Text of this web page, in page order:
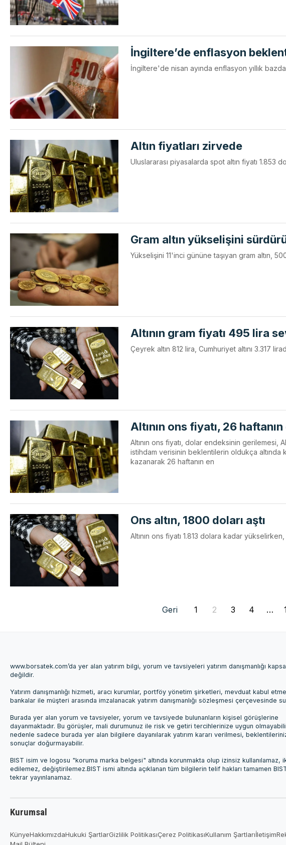
İngiltere’de enflasyon
İngiltere'de nisan ayında enflasyon yıllık
Altın fiyatları zirvede
Uluslararası piyasalarda spot altın fiyatı 1.853
Gram altın yükselişini
Yükselişini 11'inci gününe taşıyan gram altın,
Altının gram fiyatı 495 lira
Çeyrek altın 812 lira, Cumhuriyet altını 3.317
Altının ons fiyatı, 26
Altının ons fiyatı, dolar endeksinin gerilemesi,
istihdam verisinin beklentilerin oldukça
kazanarak 26 haftanın en
Ons altın, 1800 doları aştı
Altının ons fiyatı 1.813 dolara kadar
Geri 1 2 3 4 …
www.borsatek.com’da yer alan yatırım bilgi, yorum ve tavsiyeleri yatırım danışmanlığı
değildir.
Yatırım danışmanlığı hizmeti, aracı kurumlar, portföy yönetim şirketleri, mevduat kabul
bankalar ile müşteri arasında imzalanacak yatırım danışmanlığı sözleşmesi çerçevesinde
Burada yer alan yorum ve tavsiyeler, yorum ve tavsiyede bulunanların kişisel görüşlerine
dayanmaktadır. Bu görüşler, mali durumunuz ile risk ve getiri tercihlerinize uygun
nedenle sadece burada yer alan bilgilere dayanılarak yatırım kararı verilmesi,
sonuçlar doğurmayabilir.
BIST isim ve logosu "koruma marka belgesi" altında korunmakta olup izinsiz kullanılamaz,
edilemez, değiştirilemez.BIST ismi altında açıklanan tüm bilgilerin telif hakları tamamen
tekrar yayınlanamaz.
Kurumsal
KünyeHakkımızdaHukuki ŞartlarGizlilik PolitikasıÇerez PolitikasıKullanım Şartlarıİletişim